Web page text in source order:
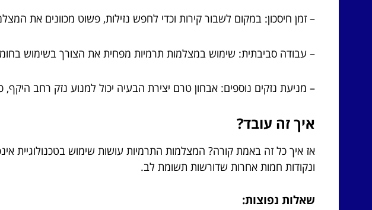
– זמן חיסכון: במקום לשבור קירות וכדי לחפש נזילות, פשוט מכוונים את
– עבודה סביבתית: שימוש במצלמות תרמיות מפחית את הצורך בשימוש
– מניעת נזקים נוספים: אבחון טרם יצירת הבעיה יכול למנוע נזק רחב
איך זה עובד?
אז איך כל זה באמת קורה? המצלמות התרמיות עושות שימוש
ונקודות חמות אחרות שדורשות תשומת לב.
שאלות נפוצות: